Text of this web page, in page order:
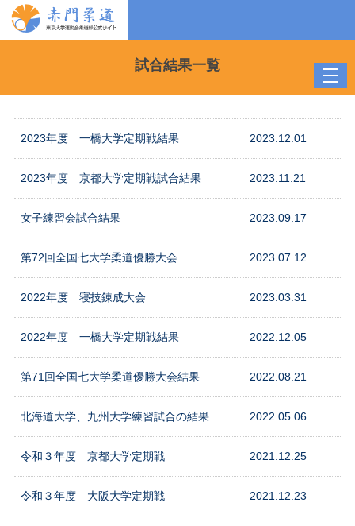
試合結果一覧
2023年度 一橋大学定期戦結果 2023.12.01
2023年度 京都大学定期戦試合結果 2023.11.21
女子練習会試合結果 2023.09.17
第72回全国七大学柔道優勝大会 2023.07.12
2022年度 寝技錬成大会 2023.03.31
2022年度 一橋大学定期戦結果 2022.12.05
第71回全国七大学柔道優勝大会結果 2022.08.21
北海道大学、九州大学練習試合の結果 2022.05.06
令和３年度 京都大学定期戦 2021.12.25
令和３年度 大阪大学定期戦 2021.12.23